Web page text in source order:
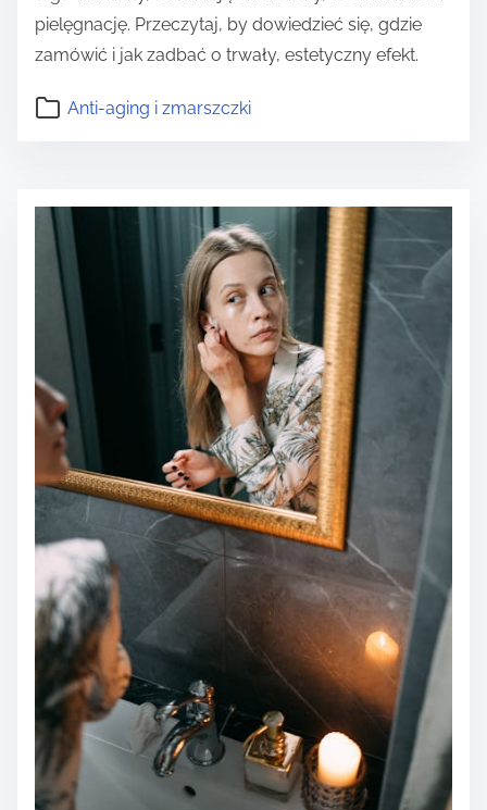
pielęgnację. Przeczytaj, by dowiedzieć się, gdzie
zamówić i jak zadbać o trwały, estetyczny efekt.
Anti-aging i zmarszczki